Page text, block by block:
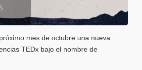
mes de octubre una nueva
TEDx bajo el nombre de